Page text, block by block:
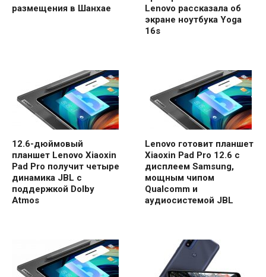
размещения в Шанхае
Lenovo рассказала об
экране ноутбука Yoga
16s
12.6-дюймовый
планшет Lenovo Xiaoxin
Pad Pro получит четыре
динамика JBL с
поддержкой Dolby
Atmos
Lenovo готовит планшет
Xiaoxin Pad Pro 12.6 с
дисплеем Samsung,
мощным чипом
Qualcomm и
аудиосистемой JBL